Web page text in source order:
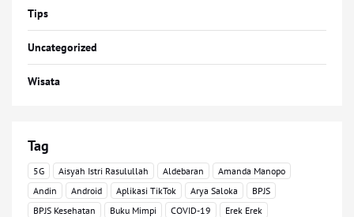
Tips
Uncategorized
Wisata
Tag
5G Aisyah Istri Rasulullah Aldebaran
Amanda Manopo
Andin
Android Aplikasi TikTok Arya Saloka
BPJS
BPJS Kesehatan
Buku Mimpi COVID-19
Erek Erek